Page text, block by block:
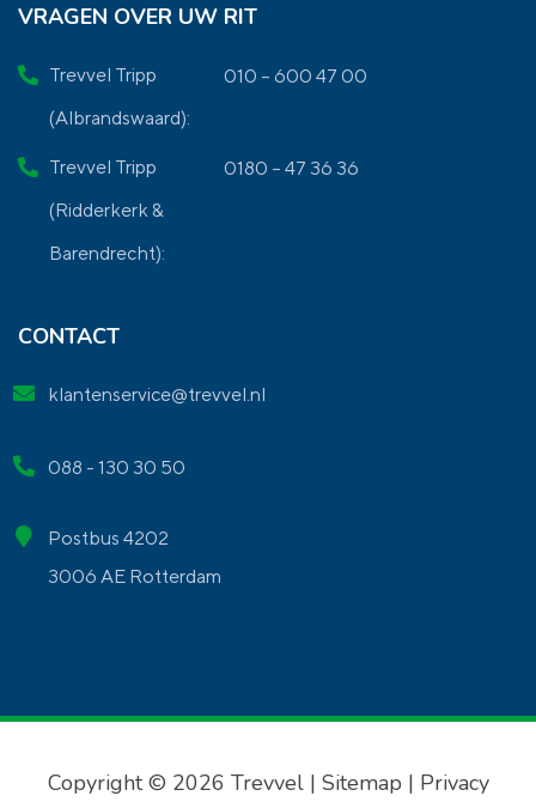
VRAGEN OVER UW RIT
Trevvel Tripp
(Albrandswaard):
010 – 600 47 00
Trevvel Tripp
(Ridderkerk &
Barendrecht):
0180 – 47 36 36
CONTACT
klantenservice@trevvel.nl
088 - 130 30 50
Postbus 4202
3006 AE Rotterdam
Copyright © 2026 Trevvel | Sitemap | Privacy